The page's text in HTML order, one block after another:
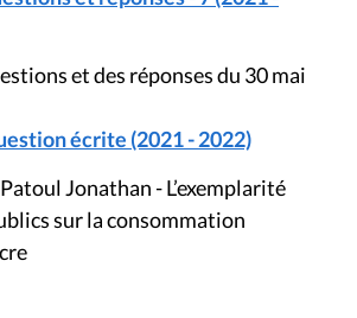
et des réponses du 30 mai
écrite (2021 - 2022)
Jonathan - L’exemplarité
sur la consommation